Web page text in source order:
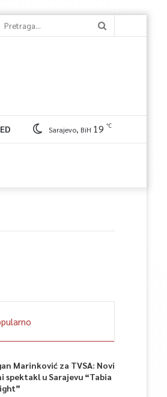
Sarajevo, BiH 19 ℃
Marinković za TVSA: Novi
spektakl u Sarajevu “Tabia